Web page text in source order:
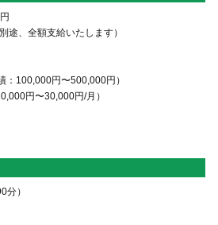
、全額支給いたします）
：100,000円〜500,000円）
円〜30,000円/月）
分）